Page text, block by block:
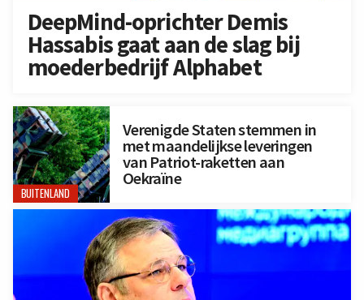
DeepMind-oprichter Demis
Hassabis gaat aan de slag bij
moederbedrijf Alphabet
BUITENLAND
Verenigde Staten stemmen in
met maandelijkse leveringen
van Patriot-raketten aan
Oekraïne